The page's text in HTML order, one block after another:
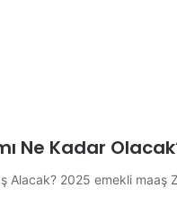
Ne Kadar
Alacak? 2025 emekli maaş